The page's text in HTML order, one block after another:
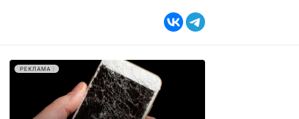
РЕКЛАМА